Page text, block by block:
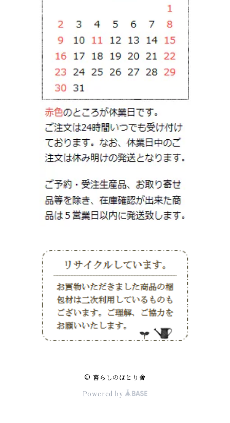
© 暮らしのほとり舎
Powered by